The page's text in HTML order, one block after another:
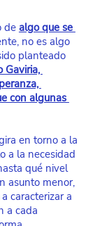
de algo que se
no es algo
planteado
Gaviria,
con algunas
en torno a la
a la necesidad
qué nivel
asunto menor,
caracterizar a
a cada